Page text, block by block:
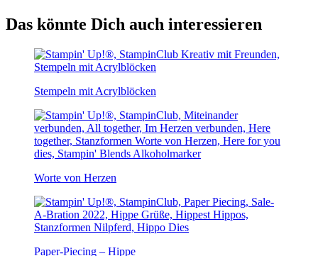
Das könnte Dich auch interessieren
Stempeln mit Acrylblöcken
Worte von Herzen
Paper-Piecing – Hippe